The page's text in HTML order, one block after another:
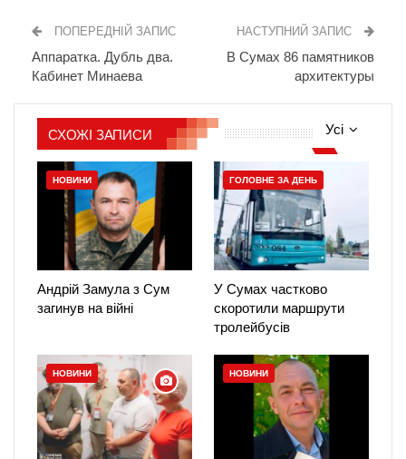
ПОПЕРЕДНІЙ ЗАПИС
Аппаратка. Дубль два.
Кабинет Минаева
НАСТУПНИЙ ЗАПИС
В Сумах 86 памятников
архитектуры
Усі
СХОЖІ ЗАПИСИ
НОВИНИ
Андрій Замула з Сум
загинув на війні
ГОЛОВНЕ ЗА ДЕНЬ
У Сумах частково
скоротили маршрути
тролейбусів
НОВИНИ НОВИНИ